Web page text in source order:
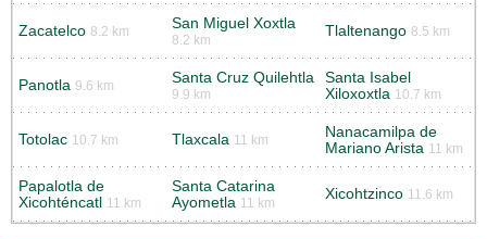
Zacatelco 8.2 km San Miguel Xoxtla
8.2 km
Tlaltenango 8.5 km
Panotla 9.6 km Santa Cruz Quilehtla
9.9 km
Santa Isabel
Xiloxoxtla 10.7 km
Totolac 10.7 km Tlaxcala 11 km
Nanacamilpa de
Mariano Arista 11 km
Papalotla de
Xicohténcatl
11 km
Santa Catarina
Ayometla 11 km
Xicohtzinco 11.6 km